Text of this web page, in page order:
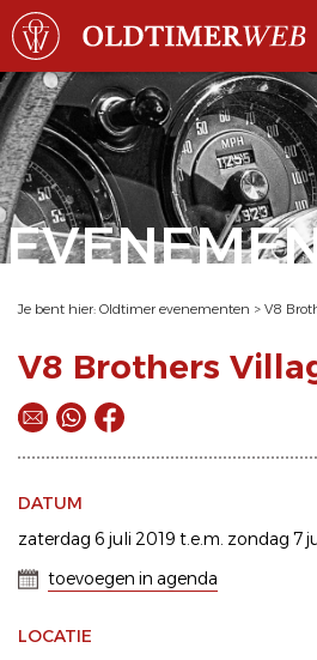
Je bent hier: Oldtimer evenementen > V8
V8 Brothers
DATUM
zaterdag 6 juli 2019 t.e.m. zondag 7
toevoegen in agenda
LOCATIE